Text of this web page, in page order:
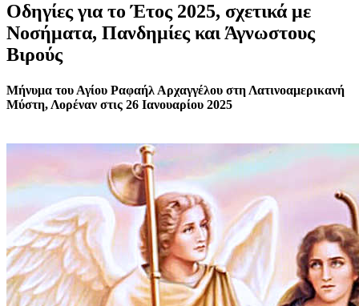
Οδηγίες για το Έτος 2025, σχετικά με
Νοσήματα, Πανδημίες και Άγνωστους
Βιρούς
Μήνυμα του Αγίου Ραφαήλ Αρχαγγέλου στη Λατινοαμερικανή
Μύστη, Λορέναν στις 26 Ιανουαρίου 2025